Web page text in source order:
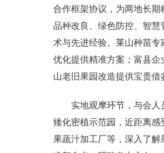
合作框架协议，为两地长
品种改良、绿色防控、智
术与先进经验。莱山种苗
优化提供精准方案；富县
山老旧果园改造提供宝贵借
实地观摩环节，与会人
矮化密植示范园，近距离感
果蔬汁加工厂等，深入了